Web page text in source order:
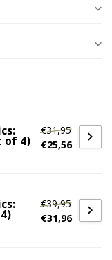
of 4)
€31,95
€25,56
€39,95
€31,96